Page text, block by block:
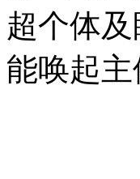
超个体
能唤起